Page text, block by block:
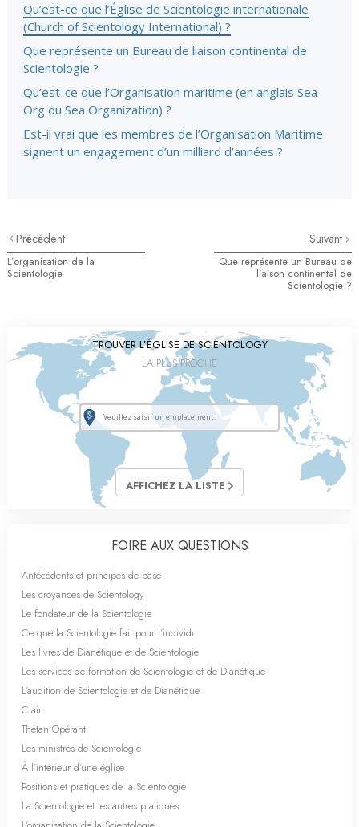
Qu’est-ce que l’Église de Scientologie internationale
(Church of Scientology International) ?
Que représente un Bureau de liaison continental de
Scientologie ?
Qu’est-ce que l’Organisation maritime (en anglais Sea
Org ou Sea Organization) ?
Est-il vrai que les membres de l’Organisation Maritime
signent un engagement d’un milliard d’années ?
Précédent
L’organisation de la
Scientologie
Suivant
Que représente un Bureau de
liaison continental de
Scientologie ?
TROUVER L’ÉGLISE DE SCIENTOLOGY
LA PLUS PROCHE
AFFICHEZ LA LISTE
FOIRE AUX QUESTIONS
Antécédents et principes de base
Les croyances de Scientology
Le fondateur de la Scientologie
Ce que la Scientologie fait pour l’individu
Les livres de Dianétique et de Scientologie
Les services de formation de Scientologie et de Dianétique
L’audition de Scientologie et de Dianétique
Clair
Thétan Opérant
Les ministres de Scientologie
À l’intérieur d’une église
Positions et pratiques de la Scientologie
La Scientologie et les autres pratiques